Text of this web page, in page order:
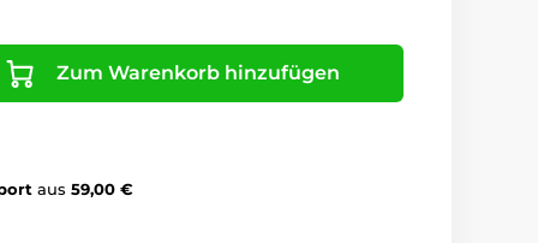
Zum Warenkorb hinzufügen
aus 59,00 €